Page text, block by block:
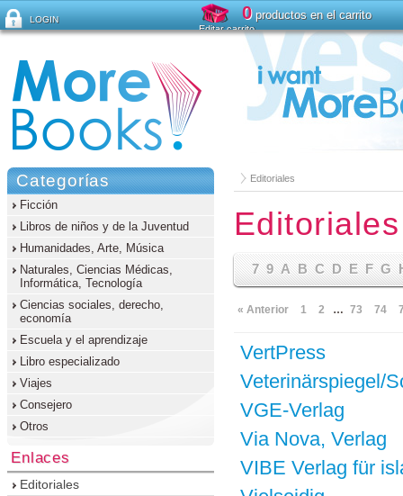
Editoriales
Editoriales
7 9 A B C D E F G
« Anterior 1 2 … 73 74
VertPress
Veterinärspiegel/
VGE-Verlag
Via Nova, Verlag
VIBE Verlag für
Categorías
Ficción
Libros de niños y de la Juventud
Humanidades, Arte, Música
Naturales, Ciencias Médicas,
Informática, Tecnología
Ciencias sociales, derecho,
economía
Escuela y el aprendizaje
Libro especializado
Viajes
Consejero
Otros
Enlaces
Editoriales
LOGIN
¿Ha olvidado su contraseña ?
0productos en el carrito
Editar carrito